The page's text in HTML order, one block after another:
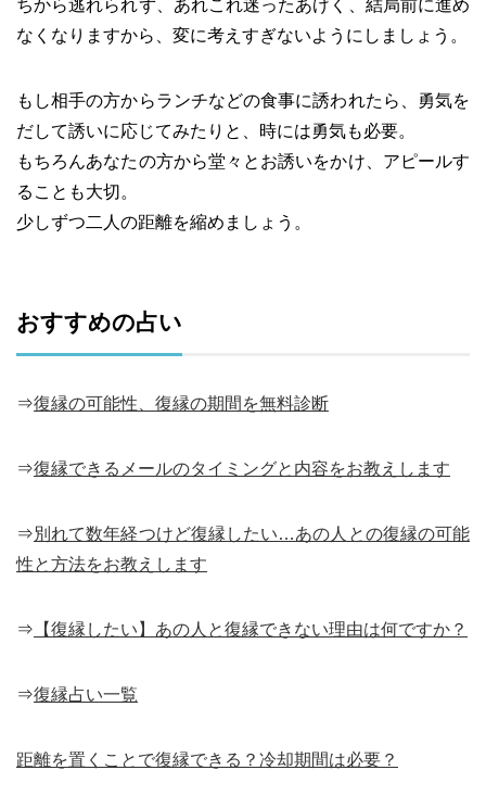
ちから逃れられず、あれこれ迷ったあげく、結局前に進め
なくなりますから、変に考えすぎないようにしましょう。
もし相手の方からランチなどの食事に誘われたら、勇気を
だして誘いに応じてみたりと、時には勇気も必要。
もちろんあなたの方から堂々とお誘いをかけ、アピールす
ることも大切。
少しずつ二人の距離を縮めましょう。
おすすめの占い
⇒復縁の可能性、復縁の期間を無料診断
⇒復縁できるメールのタイミングと内容をお教えします
⇒別れて数年経つけど復縁したい…あの人との復縁の可能
性と方法をお教えします
⇒ 【復縁したい】あの人と復縁できない理由は何ですか？
⇒復縁占い一覧
距離を置くことで復縁できる？冷却期間は必要？